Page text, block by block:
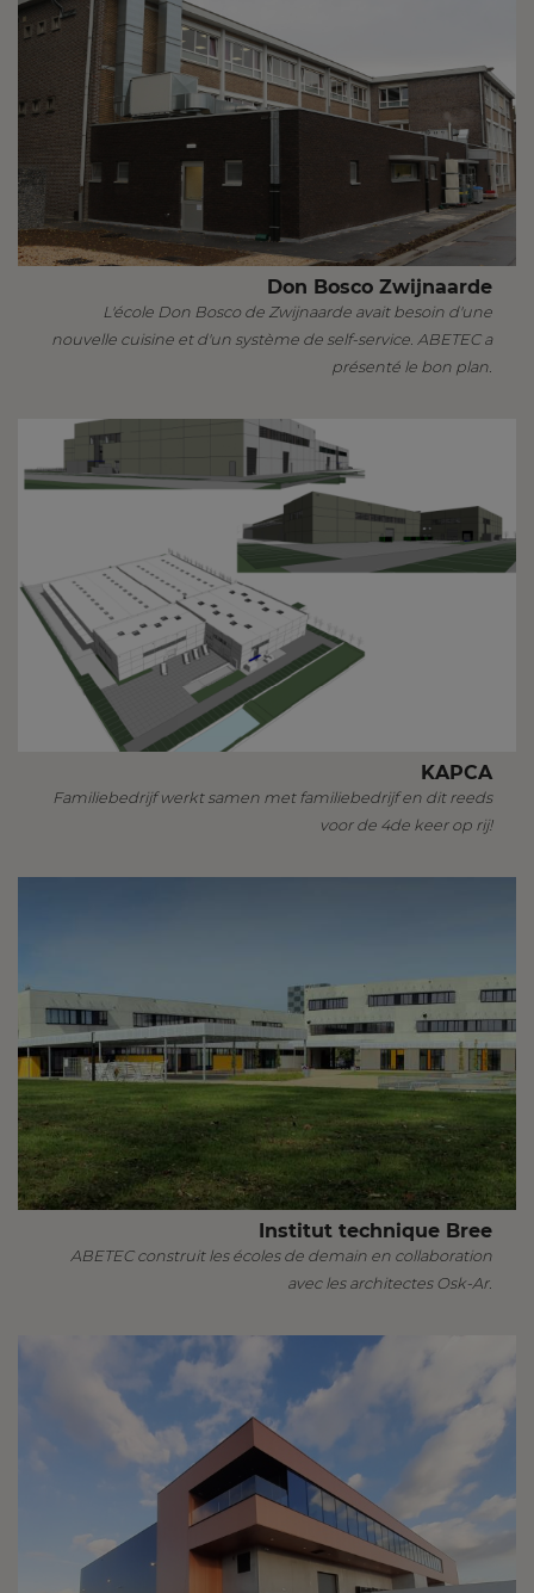
Don Bosco Zwijnaarde
L'école Don Bosco de Zwijnaarde avait besoin d'une
nouvelle cuisine et d'un système de self-service. ABETEC a
présenté le bon plan.
KAPCA
Familiebedrijf werkt samen met familiebedrijf en dit reeds
voor de 4de keer op rij!
Institut technique Bree
ABETEC construit les écoles de demain en collaboration
avec les architectes Osk-Ar.